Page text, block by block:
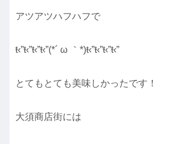
アツアツハフハフで
ŧ‹”ŧ‹”ŧ‹”ŧ‹”(*´ ω ｀*)ŧ‹”ŧ‹”ŧ‹”ŧ‹”
とてもとても美味しかったです！
大須商店街には